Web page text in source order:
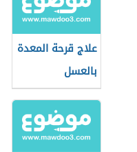
علاج قرحة المعدة
بالعسل